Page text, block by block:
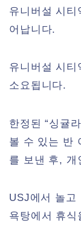
유니버설 시티
어납니다.
유니버설 시
소요됩니다.
한정된 “싱귤
볼 수 있는 반
를 보낸 후, 개
USJ에서 놀고
욕탕에서 휴식